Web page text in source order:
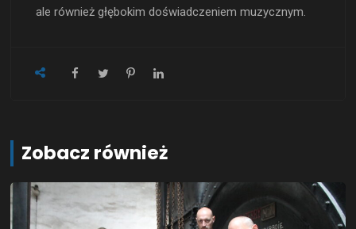
ale również głębokim doświadczeniem muzycznym.
Zobacz również